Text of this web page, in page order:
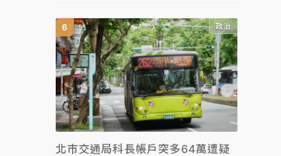
政治
北市交通局科長帳戶突多64萬遭疑